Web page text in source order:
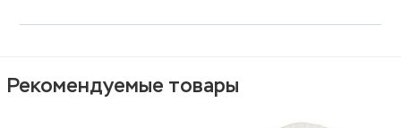
Рекомендуемые товары